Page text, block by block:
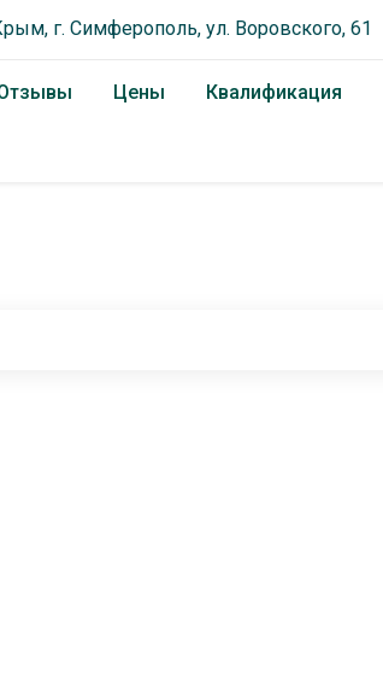
г. Симферополь, ул. Воровского, 61
Цены Квалификация